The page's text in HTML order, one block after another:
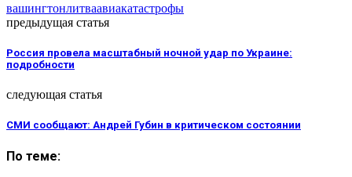
вашингтонлитваавиакатастрофы
предыдущая статья
Россия провела масштабный ночной удар по Украине:
подробности
следующая статья
СМИ сообщают: Андрей Губин в критическом состоянии
По теме: